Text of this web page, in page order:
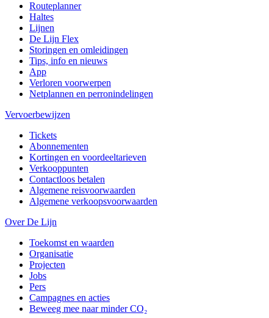
Routeplanner
Haltes
Lijnen
De Lijn Flex
Storingen en omleidingen
Tips, info en nieuws
App
Verloren voorwerpen
Netplannen en perronindelingen
Vervoerbewijzen
Tickets
Abonnementen
Kortingen en voordeeltarieven
Verkooppunten
Contactloos betalen
Algemene reisvoorwaarden
Algemene verkoopsvoorwaarden
Over De Lijn
Toekomst en waarden
Organisatie
Projecten
Jobs
Pers
Campagnes en acties
Beweeg mee naar minder CO₂